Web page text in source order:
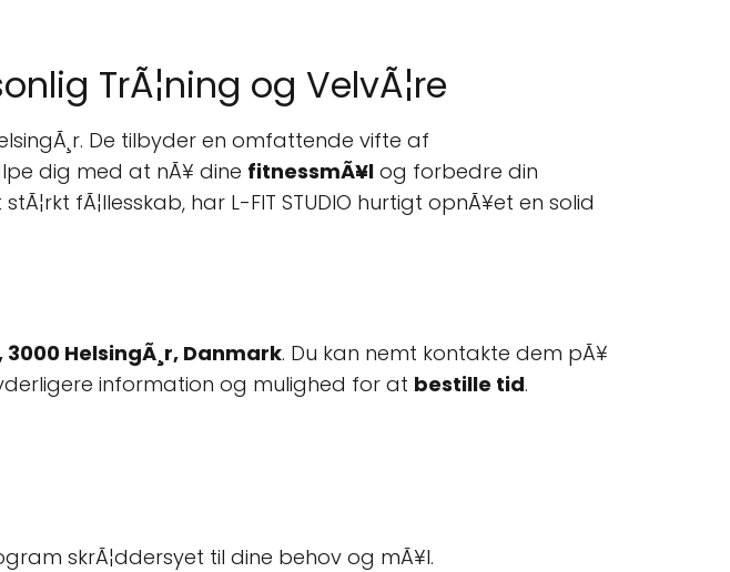
TrÃ¦ning og VelvÃ¦re
De tilbyder en omfattende vifte af
dig med at nÃ¥ dine fitnessmÃ¥l og forbedre din
fÃ¦llesskab, har L-FIT STUDIO hurtigt opnÃ¥et en solid
3000 HelsingÃ¸r, Danmark. Du kan nemt kontakte dem pÃ¥
information og mulighed for at bestille tid.
skrÃ¦ddersyet til dine behov og mÃ¥l.